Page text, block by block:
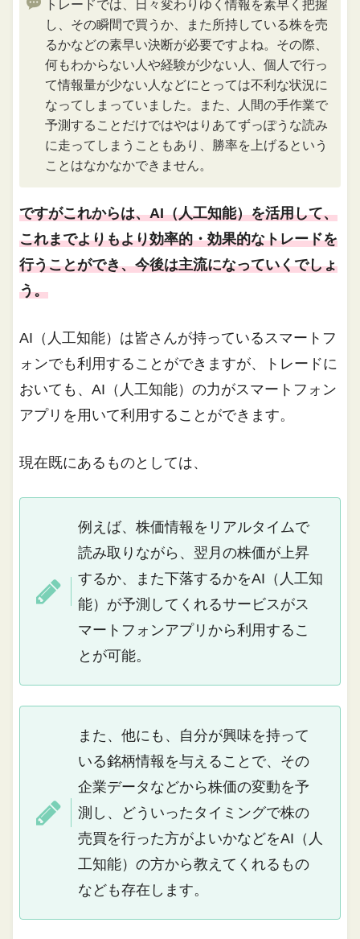
トレードでは、日々変わりゆく情報を素早く把握
し、その瞬間で買うか、また所持している株を売
るかなどの素早い決断が必要ですよね。その際、
何もわからない人や経験が少ない人、個人で行っ
て情報量が少ない人などにとっては不利な状況に
なってしまっていました。また、人間の手作業で
予測することだけではやはりあてずっぽうな読み
に走ってしまうこともあり、勝率を上げるという
ことはなかなかできません。
ですがこれからは、AI（人工知能）を活用して、
これまでよりもより効率的・効果的なトレードを
行うことができ、今後は主流になっていくでしょ
う。
AI（人工知能）は皆さんが持っているスマートフ
ォンでも利用することができますが、トレードに
おいても、AI（人工知能）の力がスマートフォン
アプリを用いて利用することができます。
現在既にあるものとしては、
例えば、株価情報をリアルタイムで
読み取りながら、翌月の株価が上昇
するか、また下落するかをAI（人工知
能）が予測してくれるサービスがス
マートフォンアプリから利用するこ
とが可能。
また、他にも、自分が興味を持って
いる銘柄情報を与えることで、その
企業データなどから株価の変動を予
測し、どういったタイミングで株の
売買を行った方がよいかなどをAI（人
工知能）の方から教えてくれるもの
なども存在します。